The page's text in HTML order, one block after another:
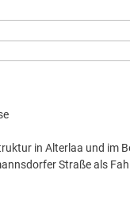
in Alterlaa und im
Straße als